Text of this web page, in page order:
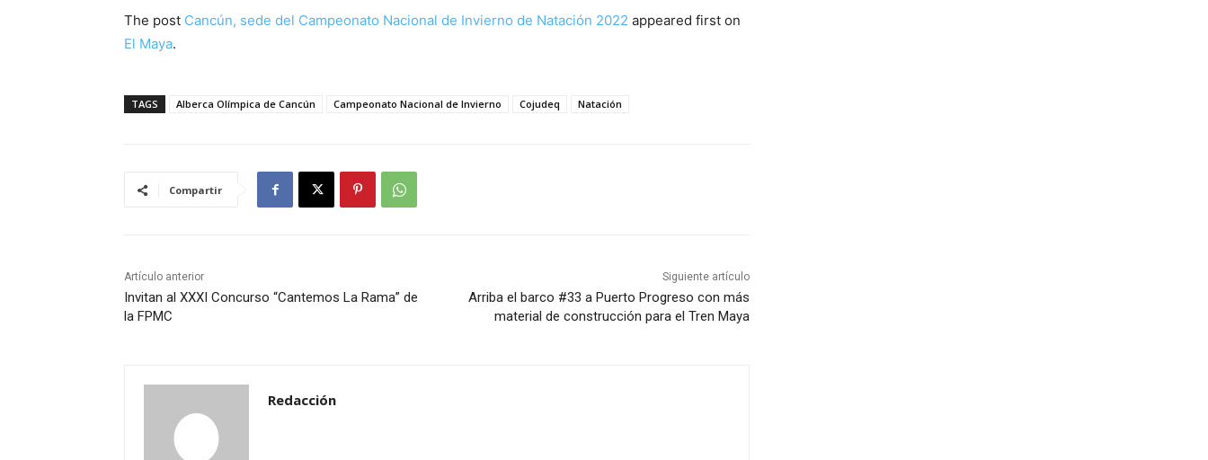
The post Cancún, sede del Campeonato Nacional de Invierno de Natación 2022 appeared first on
El Maya.
TAGS Alberca Olímpica de Cancún Campeonato Nacional de Invierno Cojudeq Natación
Compartir
Artículo anterior
Invitan al XXXI Concurso “Cantemos La Rama” de
la FPMC
Siguiente artículo
Arriba el barco #33 a Puerto Progreso con más
material de construcción para el Tren Maya
Redacción